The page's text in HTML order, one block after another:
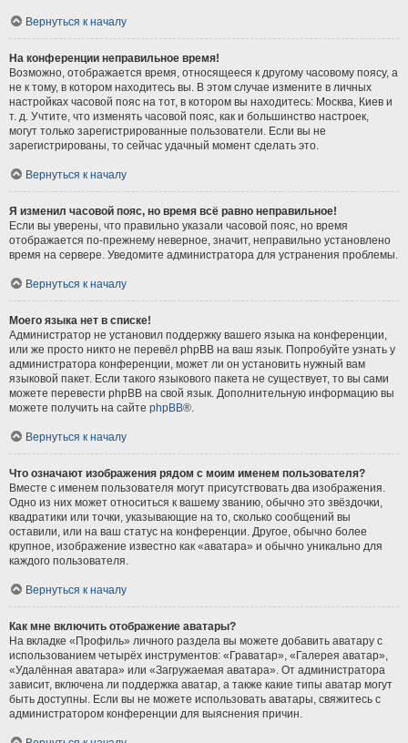
Вернуться к началу
На конференции неправильное время!
Возможно, отображается время, относящееся к другому часовому поясу, а
не к тому, в котором находитесь вы. В этом случае измените в личных
настройках часовой пояс на тот, в котором вы находитесь: Москва, Киев и
т. д. Учтите, что изменять часовой пояс, как и большинство настроек,
могут только зарегистрированные пользователи. Если вы не
зарегистрированы, то сейчас удачный момент сделать это.
Вернуться к началу
Я изменил часовой пояс, но время всё равно неправильное!
Если вы уверены, что правильно указали часовой пояс, но время
отображается по-прежнему неверное, значит, неправильно установлено
время на сервере. Уведомите администратора для устранения проблемы.
Вернуться к началу
Моего языка нет в списке!
Администратор не установил поддержку вашего языка на конференции,
или же просто никто не перевёл phpBB на ваш язык. Попробуйте узнать у
администратора конференции, может ли он установить нужный вам
языковой пакет. Если такого языкового пакета не существует, то вы сами
можете перевести phpBB на свой язык. Дополнительную информацию вы
можете получить на сайте phpBB®.
Вернуться к началу
Что означают изображения рядом с моим именем пользователя?
Вместе с именем пользователя могут присутствовать два изображения.
Одно из них может относиться к вашему званию, обычно это звёздочки,
квадратики или точки, указывающие на то, сколько сообщений вы
оставили, или на ваш статус на конференции. Другое, обычно более
крупное, изображение известно как «аватара» и обычно уникально для
каждого пользователя.
Вернуться к началу
Как мне включить отображение аватары?
На вкладке «Профиль» личного раздела вы можете добавить аватару с
использованием четырёх инструментов: «Граватар», «Галерея аватар»,
«Удалённая аватара» или «Загружаемая аватара». От администратора
зависит, включена ли поддержка аватар, а также какие типы аватар могут
быть доступны. Если вы не можете использовать аватары, свяжитесь с
администратором конференции для выяснения причин.